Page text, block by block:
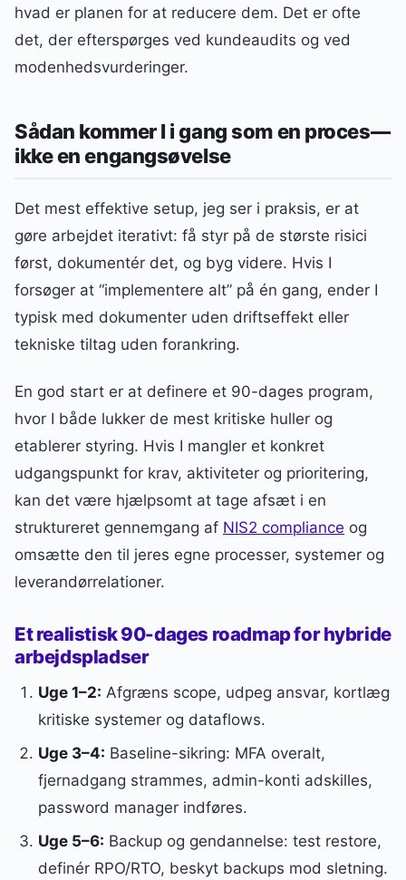
hvad er planen for at reducere dem. Det er ofte
det, der efterspørges ved kundeaudits og ved
modenhedsvurderinger.
Sådan kommer I i gang som en proces—
ikke en engangsøvelse
Det mest effektive setup, jeg ser i praksis, er at
gøre arbejdet iterativt: få styr på de største risici
først, dokumentér det, og byg videre. Hvis I
forsøger at “implementere alt” på én gang, ender I
typisk med dokumenter uden driftseffekt eller
tekniske tiltag uden forankring.
En god start er at definere et 90-dages program,
hvor I både lukker de mest kritiske huller og
etablerer styring. Hvis I mangler et konkret
udgangspunkt for krav, aktiviteter og prioritering,
kan det være hjælpsomt at tage afsæt i en
struktureret gennemgang af NIS2 compliance og
omsætte den til jeres egne processer, systemer og
leverandørrelationer.
Et realistisk 90-dages roadmap for hybride
arbejdspladser
Uge 1–2: Afgræns scope, udpeg ansvar, kortlæg
kritiske systemer og dataflows.
Uge 3–4: Baseline-sikring: MFA overalt,
fjernadgang strammes, admin-konti adskilles,
password manager indføres.
Uge 5–6: Backup og gendannelse: test restore,
definér RPO/RTO, beskyt backups mod sletning.